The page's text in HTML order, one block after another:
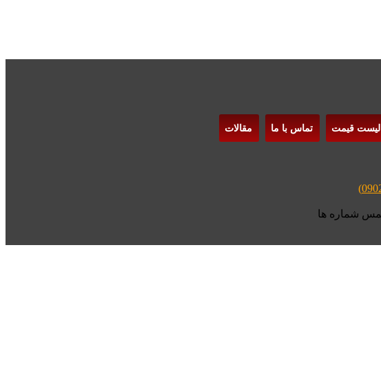
لیست قیمت تماس با ما مقالات
لمس شماره ها